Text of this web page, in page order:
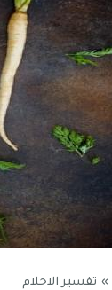
» تفسير الاحلام